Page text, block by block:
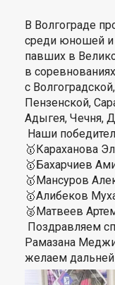
В Волгограде
среди юношей
павших в
в
с
Пензенской,
Адыгея, Чечня,
Наши
🥇Караханова
🥇Бахарчиев
🥇Мансуров
🥇Алибеков
🥈Матвеев
Поздравляем
Рамазана
желаем